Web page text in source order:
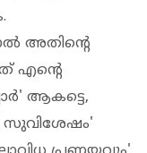
അതിന്റെ
എന്റെ
ആകട്ടെ,
സുവിശേഷം'